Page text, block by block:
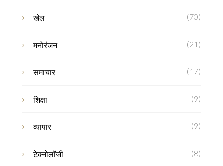
खेल (70)
मनोरंजन (21)
समाचार (17)
शिक्षा (9)
व्यापार (9)
टेक्नोलॉजी (8)